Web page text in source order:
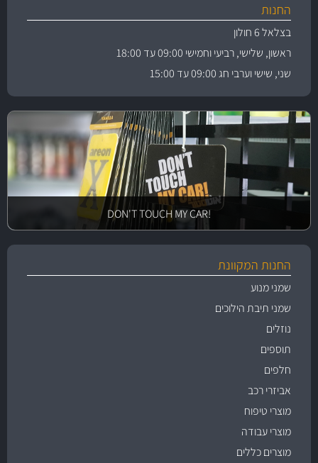
החנות
בצלאל 6 חולון
ראשון, שלישי, רביעי וחמישי 09:00 עד 18:00
שני, שישי וערבי חג 09:00 עד 15:00
!DON'T TOUCH MY CAR
החנות המקוונת
שמני מנוע
שמני תיבת הילוכים
נוזלים
תוספים
חלפים
אביזרי רכב
מוצרי טיפוח
מוצרי עבודה
מוצרים כללים